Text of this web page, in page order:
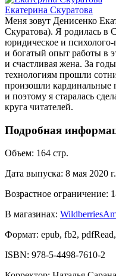
Екатерина Скуратова
Меня зовут Денисенко
Скуратова). Я родилась в
юридическое и психолого-
и богатый опыт работы в
и счастливая жена. За
технологиям прошли
произошли кардинальные
и поэтому я старалась
круга читателей.
Подробная
Объем: 164 стр.
Дата выпуска: 8 мая 2020 г.
Возрастное ограничение:
В магазинах: Wildberries
Формат: epub, fb2,
ISBN: 978-5-4498-7610-2